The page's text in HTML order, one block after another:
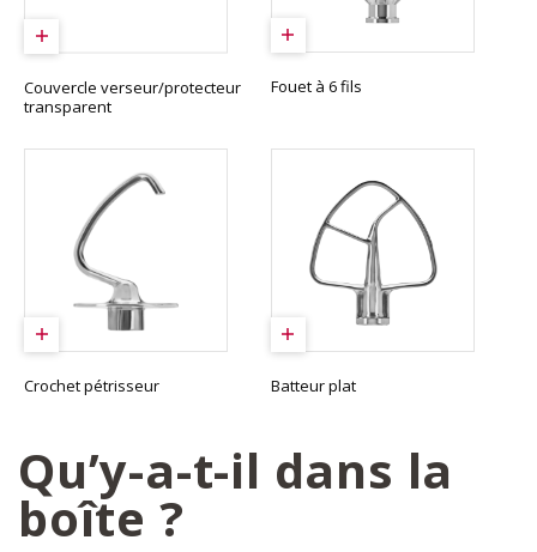
Couvercle verseur/protecteur
transparent
Fouet à 6 fils
Crochet pétrisseur Batteur plat
Qu’y-a-t-il dans la
boîte ?